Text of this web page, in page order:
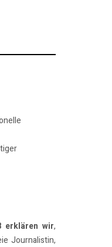
erklären wir,
Journalistin,